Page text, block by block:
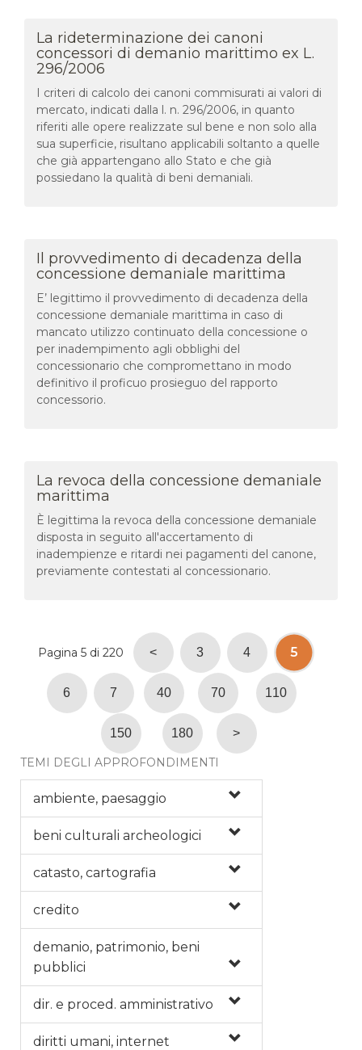
La rideterminazione dei canoni
concessori di demanio marittimo ex L.
296/2006
I criteri di calcolo dei canoni commisurati ai valori di
mercato, indicati dalla l. n. 296/2006, in quanto
riferiti alle opere realizzate sul bene e non solo alla
sua superficie, risultano applicabili soltanto a quelle
che già appartengano allo Stato e che già
possiedano la qualità di beni demaniali.
Il provvedimento di decadenza della
concessione demaniale marittima
E’ legittimo il provvedimento di decadenza della
concessione demaniale marittima in caso di
mancato utilizzo continuato della concessione o
per inadempimento agli obblighi del
concessionario che compromettano in modo
definitivo il proficuo prosieguo del rapporto
concessorio.
La revoca della concessione demaniale
marittima
È legittima la revoca della concessione demaniale
disposta in seguito all'accertamento di
inadempienze e ritardi nei pagamenti del canone,
previamente contestati al concessionario.
Pagina 5 di 220 < 3 4 5
6 7 40 70 110
150 180 >
TEMI DEGLI APPROFONDIMENTI
ambiente, paesaggio
beni culturali archeologici
catasto, cartografia
credito
demanio, patrimonio, beni
pubblici
dir. e proced. amministrativo
diritti umani, internet